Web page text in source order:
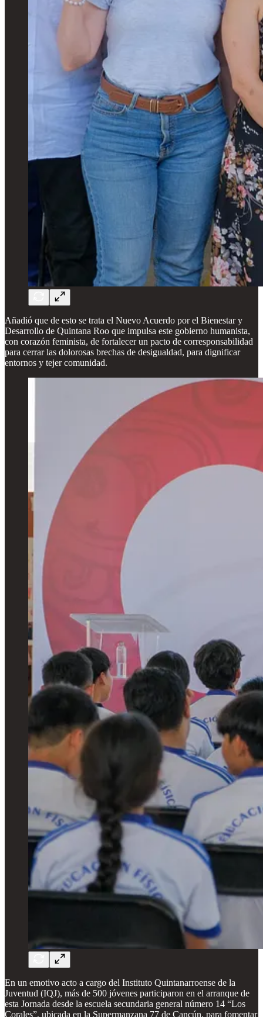
Añadió que de esto se trata el Nuevo Acuerdo por el Bienestar y
Desarrollo de Quintana Roo que impulsa este gobierno humanista,
con corazón feminista, de fortalecer un pacto de corresponsabilidad
para cerrar las dolorosas brechas de desigualdad, para dignificar
entornos y tejer comunidad.
En un emotivo acto a cargo del Instituto Quintanarroense de la
Juventud (IQJ), más de 500 jóvenes participaron en el arranque de
esta Jornada desde la escuela secundaria general número 14 “Los
Corales”, ubicada en la Supermanzana 77 de Cancún, para fomentar